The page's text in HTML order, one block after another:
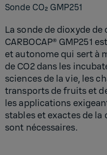
Sonde CO₂ GMP251
La sonde de dioxyde de
CARBOCAP® GMP251
et autonome qui sert à
de CO2 dans les
sciences de la vie, les
transports de fruits et
les applications
stables et exactes de la
sont nécessaires.